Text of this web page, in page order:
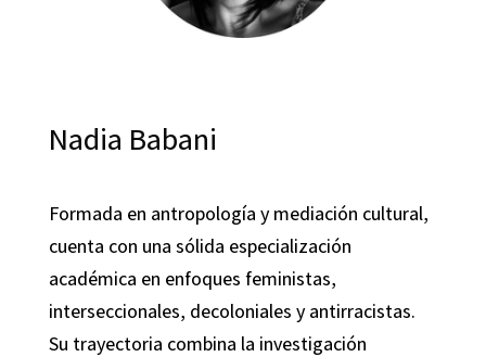
Nadia Babani
Formada en antropología y mediación cultural,
cuenta con una sólida especialización
académica en enfoques feministas,
interseccionales, decoloniales y antirracistas.
Su trayectoria combina la investigación